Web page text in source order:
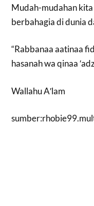
Mudah-mudahan
berbahagia di dunia
“Rabbanaa aatinaa
hasanah wa qinaa
Wallahu A′lam